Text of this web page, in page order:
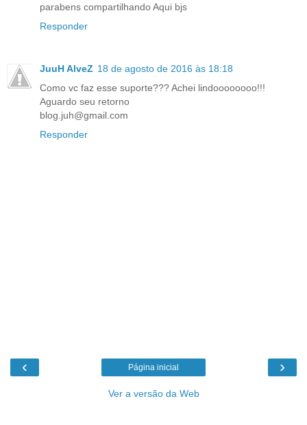
parabens compartilhando Aqui bjs
Responder
JuuH AlveZ 18 de agosto de 2016 às 18:18
Como vc faz esse suporte??? Achei lindoooooooo!!!
Aguardo seu retorno
blog.juh@gmail.com
Responder
‹ ›
Página inicial
Ver a versão da Web